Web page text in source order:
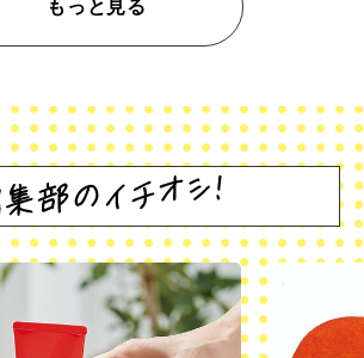
もっと見る